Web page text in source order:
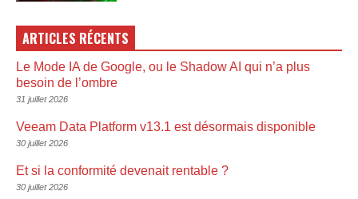
ARTICLES RÉCENTS
Le Mode IA de Google, ou le Shadow AI qui n’a plus
besoin de l’ombre
31 juillet 2026
Veeam Data Platform v13.1 est désormais disponible
30 juillet 2026
Et si la conformité devenait rentable ?
30 juillet 2026